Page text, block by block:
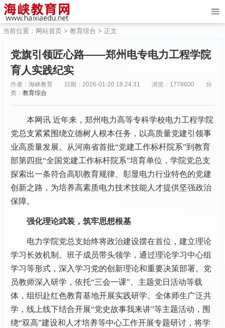
当前位置： 网站首页 > 教育综合 > 正文
党旗引领匠心路——郑州电专电力工程学院
育人实践纪实
作者：海峡教育 日期：2026-01-20 18:24:31 浏览：1778600
分
类： 教育综合
本网讯 近年来，郑州电力高等专科学校电力工程学院
党总支紧紧围绕立德树人根本任务，以高质量党建引领事
业高质量发展。从河南省首批“党建工作标杆院系”到教育
部第四批“全国党建工作标杆院系”培育单位，学院党总支
探索出一条符合高职教育规律、彰显电力行业特色的党建
创新之路，为培养高素质电力技术技能人才提供坚强政治
保障。
强化理论武装，筑牢思想根基
电力学院党总支始终将政治建设摆在首位，建立理论
学习长效机制。班子成员带头领学，通过理论学习中心组
学习等形式，深入学习党的创新理论和重要决策部署。党
员教师深入研学，依托“三会一课”、主题党日活动等载
体，组织赴红色教育基地开展实践研学。全体师生广泛共
学，线上线下结合开展“党史故事我来讲”等主题活动，围
绕“双高”建设和人才培养等中心工作开展专题研讨，将学